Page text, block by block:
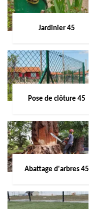
Jardinier 45
Pose de clôture 45
Abattage d'arbres 45